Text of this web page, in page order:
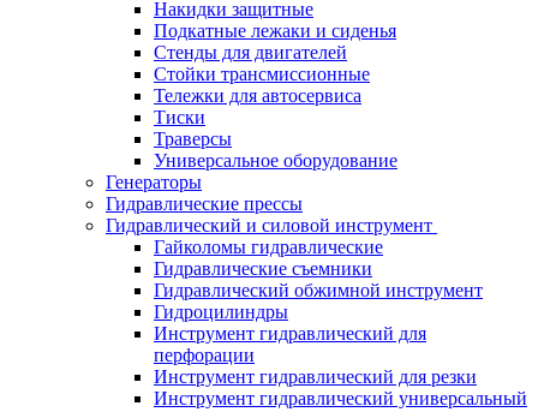
Накидки защитные
Подкатные лежаки и сиденья
Стенды для двигателей
Стойки трансмиссионные
Тележки для автосервиса
Тиски
Траверсы
Универсальное оборудование
Генераторы
Гидравлические прессы
Гидравлический и силовой инструмент
Гайколомы гидравлические
Гидравлические съемники
Гидравлический обжимной инструмент
Гидроцилиндры
Инструмент гидравлический для
перфорации
Инструмент гидравлический для резки
Инструмент гидравлический универсальный